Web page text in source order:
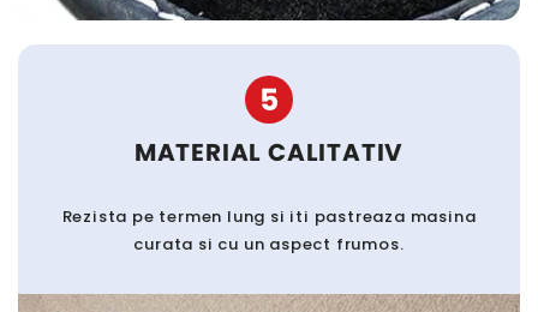
5
MATERIAL CALITATIV
Rezista pe termen lung si iti pastreaza masina
curata si cu un aspect frumos.